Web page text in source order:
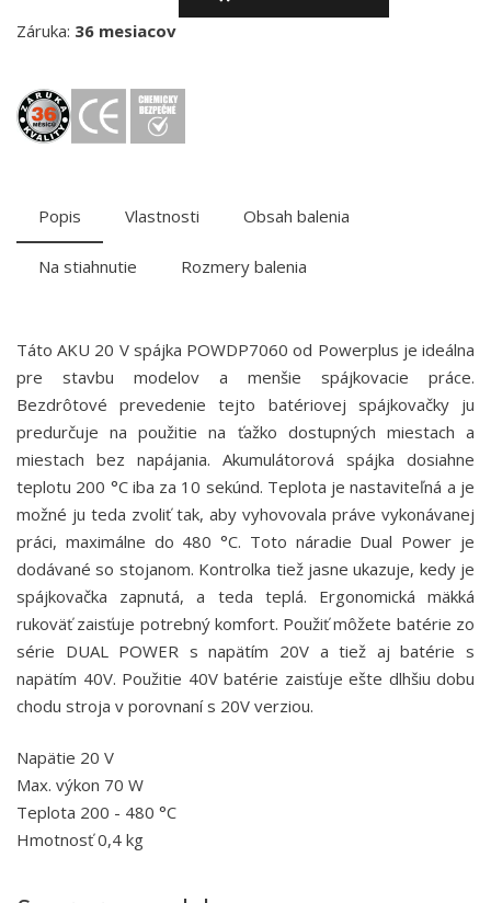
Záruka: 36 mesiacov
Popis Vlastnosti Obsah balenia
Na stiahnutie Rozmery balenia
Táto AKU 20 V spájka POWDP7060 od Powerplus je ideálna
pre stavbu modelov a menšie spájkovacie práce.
Bezdrôtové prevedenie tejto batériovej spájkovačky ju
predurčuje na použitie na ťažko dostupných miestach a
miestach bez napájania. Akumulátorová spájka dosiahne
teplotu 200 °C iba za 10 sekúnd. Teplota je nastaviteľná a je
možné ju teda zvoliť tak, aby vyhovovala práve vykonávanej
práci, maximálne do 480 °C. Toto náradie Dual Power je
dodávané so stojanom. Kontrolka tiež jasne ukazuje, kedy je
spájkovačka zapnutá, a teda teplá. Ergonomická mäkká
rukoväť zaisťuje potrebný komfort. Použiť môžete batérie zo
série DUAL POWER s napätím 20V a tiež aj batérie s
napätím 40V. Použitie 40V batérie zaisťuje ešte dlhšiu dobu
chodu stroja v porovnaní s 20V verziou.
Napätie 20 V
Max. výkon 70 W
Teplota 200 - 480 °C
Hmotnosť 0,4 kg